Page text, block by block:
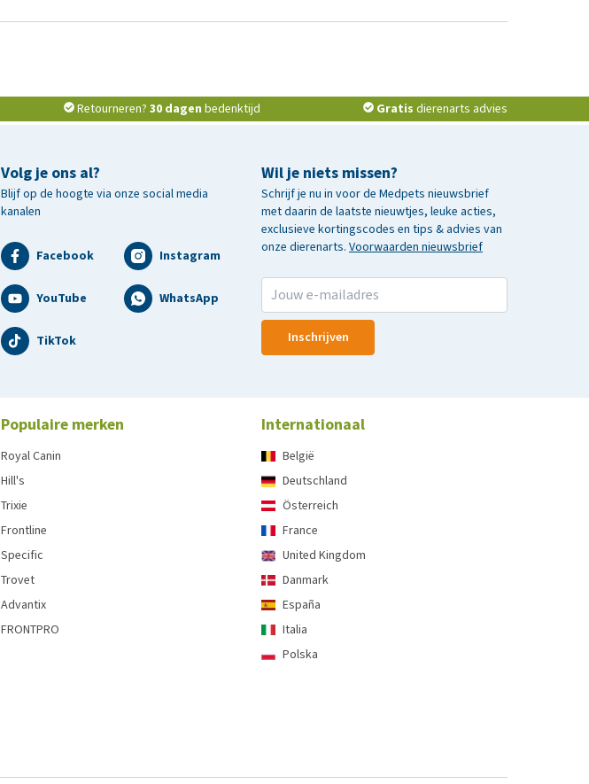
Retourneren? 30 dagen bedenktijd Gratis dierenarts advies
Wil je niets missen?
Schrijf je nu in voor de Medpets nieuwsbrief
met daarin de laatste nieuwtjes, leuke acties,
exclusieve kortingscodes en tips & advies van
onze dierenarts. Voorwaarden nieuwsbrief
Inschrijven
Volg je ons al?
Blijf op de hoogte via onze social media
kanalen
Facebook Instagram
YouTube WhatsApp
TikTok
Populaire merken
Royal Canin
Hill's
Trixie
Frontline
Specific
Trovet
Advantix
FRONTPRO
Internationaal
België
Deutschland
Österreich
France
United Kingdom
Danmark
España
Italia
Polska